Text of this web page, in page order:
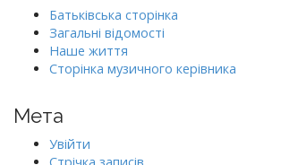
Батьківська сторінка
Загальні відомості
Наше життя
Сторінка музичного керівника
Мета
Увійти